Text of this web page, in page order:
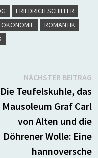
FRIEDRICH SCHILLER
ÖKONOMIE
ROMANTIK
NÄCHSTER BEITRAG
Die Teufelskuhle, das
Mausoleum Graf Carl
von Alten und die
Döhrener Wolle: Eine
hannoversche